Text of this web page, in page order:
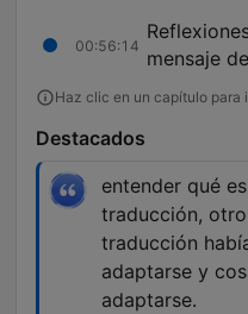
00:56:14
mensaje
Haz clic en un capítulo para
Destacados
entender qué
traducción,
traducción
adaptarse y
adaptarse.